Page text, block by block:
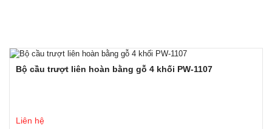
Bộ cầu trượt liên hoàn bằng gỗ 4 khối PW-1107
Liên hệ